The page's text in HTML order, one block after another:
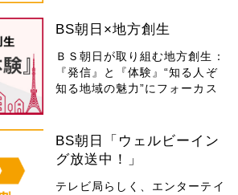
BS朝日×地方創生
ＢＳ朝日が取り組む地方創生：
『発信』と『体験』“知る人ぞ
知る地域の魅力”にフォーカス
BS朝日「ウェルビーイン
グ放送中！」
テレビ局らしく、エンターテイ